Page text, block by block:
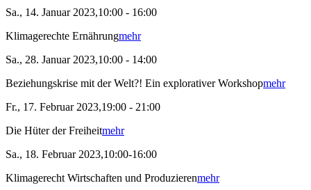
Sa., 14. Januar 2023,10:00 - 16:00
Klimagerechte Ernährungmehr
Sa., 28. Januar 2023,10:00 - 14:00
Beziehungskrise mit der Welt?! Ein explorativer Workshopmehr
Fr., 17. Februar 2023,19:00 - 21:00
Die Hüter der Freiheitmehr
Sa., 18. Februar 2023,10:00-16:00
Klimagerecht Wirtschaften und Produzierenmehr